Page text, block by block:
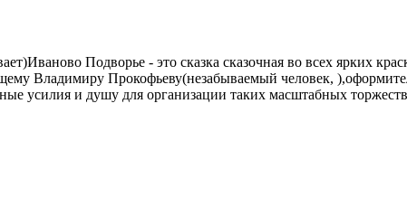
Подворье - это сказка сказочная во всех ярких
Владимиру Прокофьеву(незабываемый человек,
усилия и душу для организации таких масштабных